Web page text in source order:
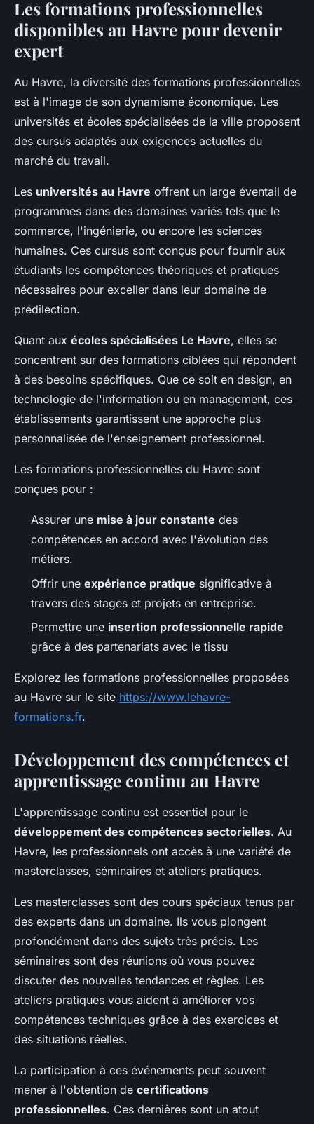
Les formations professionnelles
disponibles au Havre pour devenir
expert
Au Havre, la diversité des formations professionnelles
est à l'image de son dynamisme économique. Les
universités et écoles spécialisées de la ville proposent
des cursus adaptés aux exigences actuelles du
marché du travail.
Les universités au Havre offrent un large éventail de
programmes dans des domaines variés tels que le
commerce, l'ingénierie, ou encore les sciences
humaines. Ces cursus sont conçus pour fournir aux
étudiants les compétences théoriques et pratiques
nécessaires pour exceller dans leur domaine de
prédilection.
Quant aux écoles spécialisées Le Havre, elles se
concentrent sur des formations ciblées qui répondent
à des besoins spécifiques. Que ce soit en design, en
technologie de l'information ou en management, ces
établissements garantissent une approche plus
personnalisée de l'enseignement professionnel.
Les formations professionnelles du Havre sont
conçues pour :
Assurer une mise à jour constante des
compétences en accord avec l'évolution des
métiers.
Offrir une expérience pratique significative à
travers des stages et projets en entreprise.
Permettre une insertion professionnelle rapide
grâce à des partenariats avec le tissu
Explorez les formations professionnelles proposées
au Havre sur le site https://www.lehavre-
formations.fr.
Développement des compétences et
apprentissage continu au Havre
L'apprentissage continu est essentiel pour le
développement des compétences sectorielles. Au
Havre, les professionnels ont accès à une variété de
masterclasses, séminaires et ateliers pratiques.
Les masterclasses sont des cours spéciaux tenus par
des experts dans un domaine. Ils vous plongent
profondément dans des sujets très précis. Les
séminaires sont des réunions où vous pouvez
discuter des nouvelles tendances et règles. Les
ateliers pratiques vous aident à améliorer vos
compétences techniques grâce à des exercices et
des situations réelles.
La participation à ces événements peut souvent
mener à l'obtention de certifications
professionnelles. Ces dernières sont un atout